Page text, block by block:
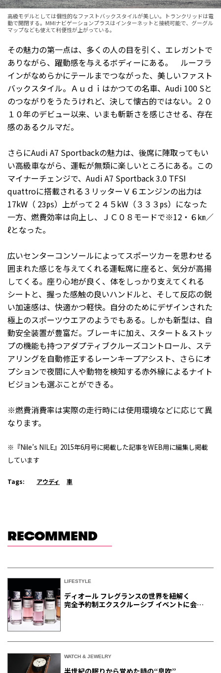
高級モデルとしては個性的なファストバックスタイルが美しい。トランクリッドは電
動で開閉する。MMIナビゲーションプラスはインターネットと接続可能で、グーグル
マップなども使えて利便性が上がっている。
その魅力の第一点は、多くの人の目を引く、エレガントで
ありながら、躍動感を与えるボディーにある。 ルーフラ
インがなめらかにテールまでつながった、美しいファスト
バックスタイル。Ａｕｄｉはかつての名車、Audi 100 Sと
のつながりをうたうけれど、決して懐古的ではない。２０
１０年のデビュー以来、いまも斬新さを感じさせる、存在
感のあるクルマだ。
さらにAudi A7 Sportbackの魅力は、後席に陣取ってもい
い高級車ながら、運転が無類に楽しいところにある。この
マイナーチェンジで、Audi A7 Sportback 3.0 TFSI
quattroに搭載される３リッターＶ６エンジンの出力は
17kW（ 23㎰）上がって２４５kW（３３３㎰）になった
一方、燃費効率は向上し、ＪＣ０８モードで※12・６㎞／
ℓとなった。
広いセンターコンソールによってスポーツカーを思わせる
囲まれた感じを与えてくれる運転席に座ると、気分が高揚
してくる。座り心地が良く、体をしっかり支えてくれる
シートと、握った感触の良いハンドルと、そして反応の鋭
い加速感は、快適かつ軽快。自分のためにデザインされた
極上のスポーツウエアのようでもある。しかも新型は、自
動安全装置が豊富だ。ブレーキに加え、スタート＆ストッ
プの機能も持つアダプティブクルーズコントロール、ステ
アリングを自動修正するレーンキープアシスト、さらにオ
プションで夜間に人や動物を検知する赤外線によるナイト
ビジョンも選ぶことができる。
※燃費消費率は実際の走行時には使用環境などに応じて異
なります。
※『Nile’s NILE』2015年6月号に掲載した記事をWEB用に編集し掲載
しています
Tags: アウディ 車
RECOMMEND
LIFESTYLE
ディオール フレグランスの世界を紐解く
完全予約制エクスクルーシブ イベントに会員
WATCH & JEWELRY
半世紀の眠りから覚めた時の“息吹”